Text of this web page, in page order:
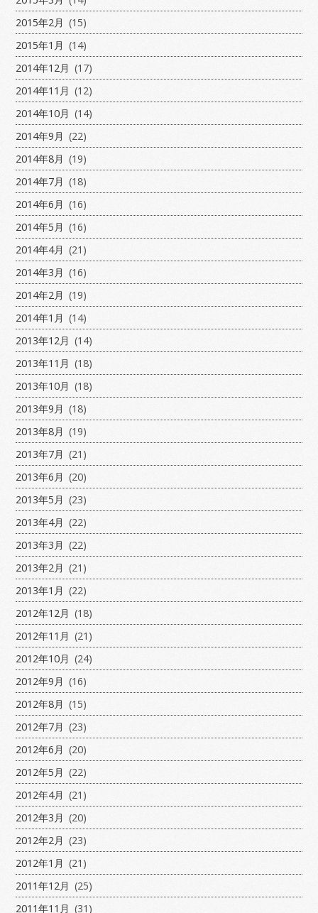
2015年2月 (15)
2015年1月 (14)
2014年12月 (17)
2014年11月 (12)
2014年10月 (14)
2014年9月 (22)
2014年8月 (19)
2014年7月 (18)
2014年6月 (16)
2014年5月 (16)
2014年4月 (21)
2014年3月 (16)
2014年2月 (19)
2014年1月 (14)
2013年12月 (14)
2013年11月 (18)
2013年10月 (18)
2013年9月 (18)
2013年8月 (19)
2013年7月 (21)
2013年6月 (20)
2013年5月 (23)
2013年4月 (22)
2013年3月 (22)
2013年2月 (21)
2013年1月 (22)
2012年12月 (18)
2012年11月 (21)
2012年10月 (24)
2012年9月 (16)
2012年8月 (15)
2012年7月 (23)
2012年6月 (20)
2012年5月 (22)
2012年4月 (21)
2012年3月 (20)
2012年2月 (23)
2012年1月 (21)
2011年12月 (25)
2011年11月 (31)